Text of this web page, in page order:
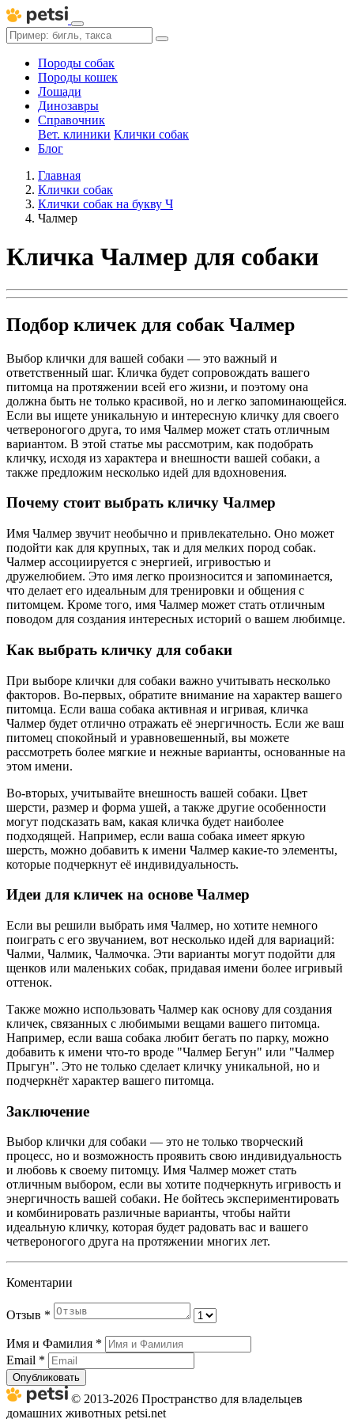
Породы собак
Породы кошек
Лошади
Динозавры
Справочник
Вет. клиники Клички собак
Блог
Главная
Клички собак
Клички собак на букву Ч
Чалмер
Кличка Чалмер для собаки
Подбор кличек для собак Чалмер
Выбор клички для вашей собаки — это важный и
ответственный шаг. Кличка будет сопровождать вашего
питомца на протяжении всей его жизни, и поэтому она
должна быть не только красивой, но и легко запоминающейся.
Если вы ищете уникальную и интересную кличку для своего
четвероногого друга, то имя Чалмер может стать отличным
вариантом. В этой статье мы рассмотрим, как подобрать
кличку, исходя из характера и внешности вашей собаки, а
также предложим несколько идей для вдохновения.
Почему стоит выбрать кличку Чалмер
Имя Чалмер звучит необычно и привлекательно. Оно может
подойти как для крупных, так и для мелких пород собак.
Чалмер ассоциируется с энергией, игривостью и
дружелюбием. Это имя легко произносится и запоминается,
что делает его идеальным для тренировки и общения с
питомцем. Кроме того, имя Чалмер может стать отличным
поводом для создания интересных историй о вашем любимце.
Как выбрать кличку для собаки
При выборе клички для собаки важно учитывать несколько
факторов. Во-первых, обратите внимание на характер вашего
питомца. Если ваша собака активная и игривая, кличка
Чалмер будет отлично отражать её энергичность. Если же ваш
питомец спокойный и уравновешенный, вы можете
рассмотреть более мягкие и нежные варианты, основанные на
этом имени.
Во-вторых, учитывайте внешность вашей собаки. Цвет
шерсти, размер и форма ушей, а также другие особенности
могут подсказать вам, какая кличка будет наиболее
подходящей. Например, если ваша собака имеет яркую
шерсть, можно добавить к имени Чалмер какие-то элементы,
которые подчеркнут её индивидуальность.
Идеи для кличек на основе Чалмер
Если вы решили выбрать имя Чалмер, но хотите немного
поиграть с его звучанием, вот несколько идей для вариаций:
Чалми, Чалмик, Чалмочка. Эти варианты могут подойти для
щенков или маленьких собак, придавая имени более игривый
оттенок.
Также можно использовать Чалмер как основу для создания
кличек, связанных с любимыми вещами вашего питомца.
Например, если ваша собака любит бегать по парку, можно
добавить к имени что-то вроде "Чалмер Бегун" или "Чалмер
Прыгун". Это не только сделает кличку уникальной, но и
подчеркнёт характер вашего питомца.
Заключение
Выбор клички для собаки — это не только творческий
процесс, но и возможность проявить свою индивидуальность
и любовь к своему питомцу. Имя Чалмер может стать
отличным выбором, если вы хотите подчеркнуть игривость и
энергичность вашей собаки. Не бойтесь экспериментировать
и комбинировать различные варианты, чтобы найти
идеальную кличку, которая будет радовать вас и вашего
четвероногого друга на протяжении многих лет.
Коментарии
Отзыв *
Имя и Фамилия *
Email *
Опубликовать
© 2013-2026 Пространство для владельцев
домашних животных petsi.net